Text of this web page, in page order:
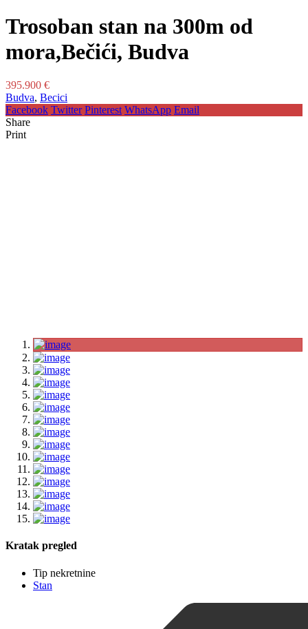
Trosoban stan na 300m od
mora,Bečići, Budva
395.900 €
Budva, Becici
Facebook Twitter Pinterest WhatsApp Email
Share
Print
Kratak pregled
Tip nekretnine
Stan